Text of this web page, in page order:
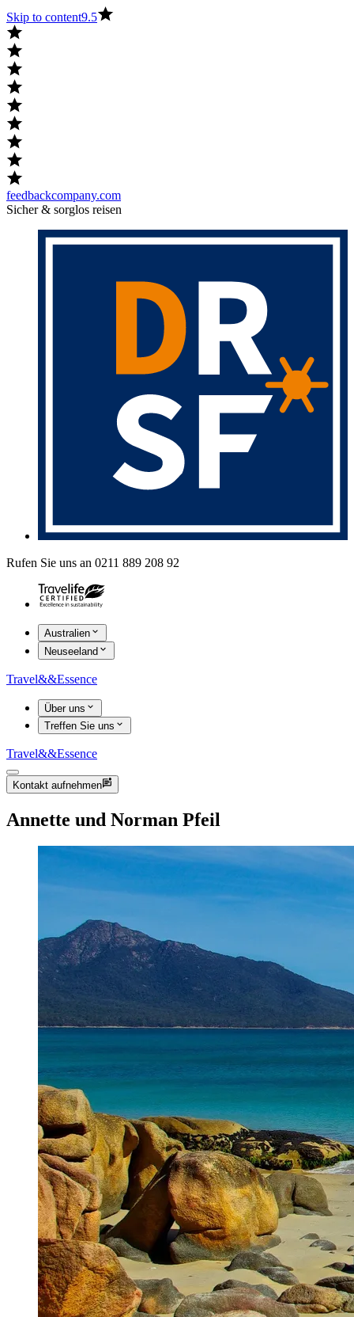
Skip to content9.5
feedbackcompany.com
Sicher & sorglos reisen
Rufen Sie uns an 0211 889 208 92
Australien
Neuseeland
Travel&&Essence
Über uns
Treffen Sie uns
Travel&&Essence
Kontakt aufnehmen
Annette und Norman Pfeil